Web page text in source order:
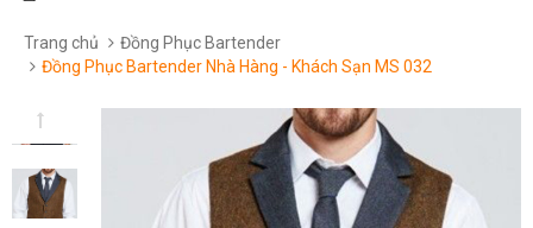
Trang chủ
Đồng Phục Bartender
Đồng Phục Bartender Nhà Hàng - Khách Sạn MS 032